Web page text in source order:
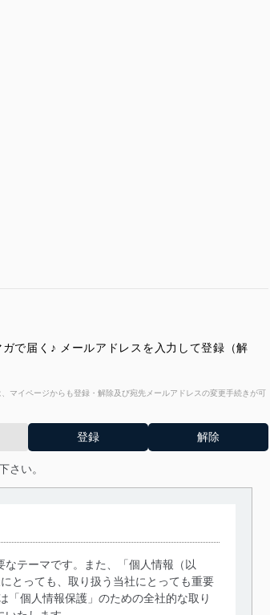
で届く♪ メールアドレスを入力して登録（解
イページからも登録・解除及び宛先メールアドレスの変更手続きが可
さい。
テーマです。また、「個人情報（以
とっても、取り扱う当社にとっても重要
「個人情報保護」のための全社的な取り